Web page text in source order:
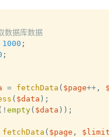
据库数据
1000 ;
;
= fetchData ( $page++ ,
( $data ) ;
! empty( $data ) ) ;
fetchData ( $page , $limit